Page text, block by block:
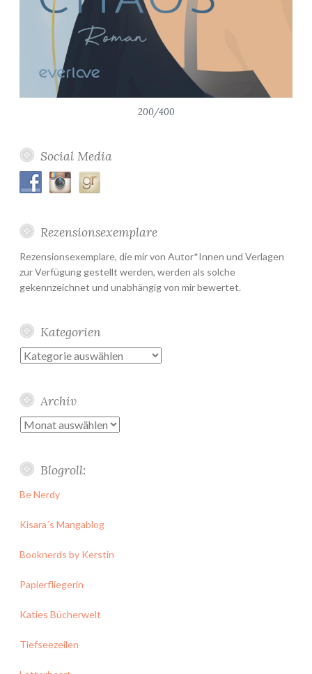
200/400
Social Media
Rezensionsexemplare
Rezensionsexemplare, die mir von Autor*Innen und Verlagen
zur Verfügung gestellt werden, werden als solche
gekennzeichnet und unabhängig von mir bewertet.
Kategorien
Kategorien
Archiv
Archiv
Blogroll:
Be Nerdy
Kisara´s Mangablog
Booknerds by Kerstin
Papierfliegerin
Katies Bücherwelt
Tiefseezeilen